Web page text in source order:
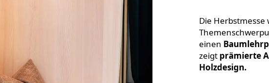
Die
einen
zeigt prämierte
Holzdesign.